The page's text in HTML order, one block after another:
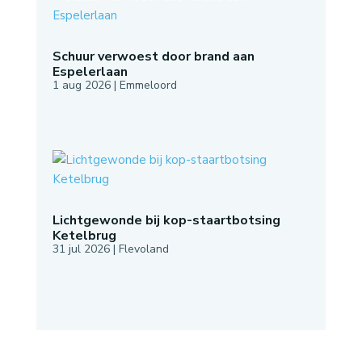
Schuur verwoest door brand aan
Espelerlaan
1 aug 2026| Emmeloord
Lichtgewonde bij kop-staartbotsing
Ketelbrug
31 jul 2026| Flevoland